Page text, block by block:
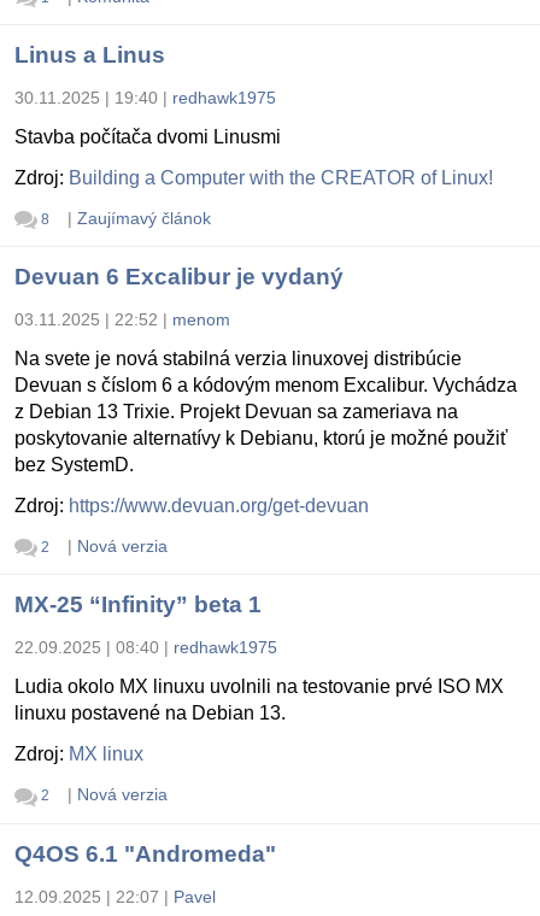
Linus a Linus
30.11.2025 | 19:40 | redhawk1975
Stavba počítača dvomi Linusmi
Zdroj: Building a Computer with the CREATOR of Linux!
8 | Zaujímavý článok
Devuan 6 Excalibur je vydaný
03.11.2025 | 22:52 | menom
Na svete je nová stabilná verzia linuxovej distribúcie
Devuan s číslom 6 a kódovým menom Excalibur. Vychádza
z Debian 13 Trixie. Projekt Devuan sa zameriava na
poskytovanie alternatívy k Debianu, ktorú je možné použiť
bez SystemD.
Zdroj: https://www.devuan.org/get-devuan
2 | Nová verzia
MX-25 “Infinity” beta 1
22.09.2025 | 08:40 | redhawk1975
Ludia okolo MX linuxu uvolnili na testovanie prvé ISO MX
linuxu postavené na Debian 13.
Zdroj: MX linux
2 | Nová verzia
Q4OS 6.1 "Andromeda"
12.09.2025 | 22:07 | Pavel